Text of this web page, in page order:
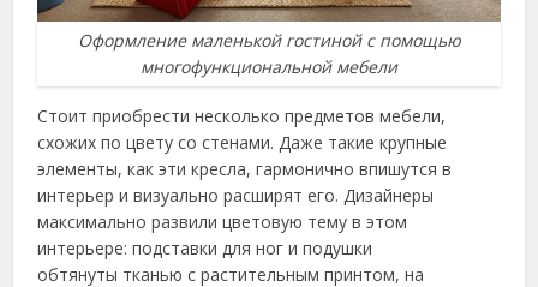
Оформление маленькой гостиной с помощью
многофункциональной мебели
Стоит приобрести несколько предметов мебели,
схожих по цвету со стенами. Даже такие крупные
элементы, как эти кресла, гармонично впишутся в
интерьер и визуально расширят его. Дизайнеры
максимально развили цветовую тему в этом
интерьере: подставки для ног и подушки
обтянуты тканью с растительным принтом, на